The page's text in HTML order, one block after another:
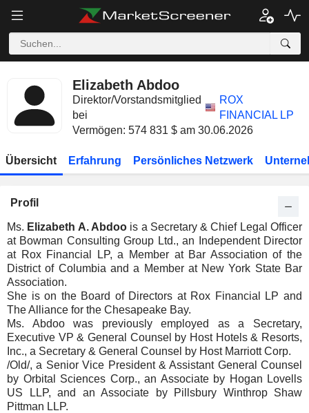
Elizabeth Abdoo
Direktor/Vorstandsmitglied
bei
ROX
FINANCIAL LP
Vermögen: 574 831 $ am 30.06.2026
Übersicht Erfahrung Persönliches Netzwerk
Profil
Ms. Elizabeth A. Abdoois a Secretary & Chief Legal Officer
at Bowman Consulting Group Ltd., an Independent Director
at Rox Financial LP, a Member at Bar Association of the
District of Columbia and a Member at New York State Bar
Association.
She is on the Board of Directors at Rox Financial LP and
The Alliance for the Chesapeake Bay.
Ms. Abdoo was previously employed as a Secretary,
Executive VP & General Counsel by Host Hotels & Resorts,
Inc., a Secretary & General Counsel by Host Marriott Corp.
/Old/, a Senior Vice President & Assistant General Counsel
by Orbital Sciences Corp., an Associate by Hogan Lovells
US LLP, and an Associate by Pillsbury Winthrop Shaw
Pittman LLP.